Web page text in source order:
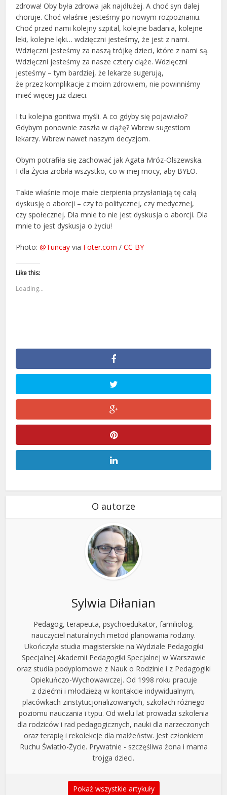
zdrowa! Oby była zdrowa jak najdłużej. A choć syn dalej
choruje. Choć właśnie jesteśmy po nowym rozpoznaniu.
Choć przed nami kolejny szpital, kolejne badania, kolejne
leki, kolejne lęki… wdzięczni jesteśmy, że jest z nami.
Wdzięczni jesteśmy za naszą trójkę dzieci, które z nami są.
Wdzięczni jesteśmy za nasze cztery ciąże. Wdzięczni
jesteśmy – tym bardziej, że lekarze sugerują,
że przez komplikacje z moim zdrowiem, nie powinniśmy
mieć więcej już dzieci.
I tu kolejna gonitwa myśli. A co gdyby się pojawiało?
Gdybym ponownie zaszła w ciążę? Wbrew sugestiom
lekarzy. Wbrew nawet naszym decyzjom.
Obym potrafiła się zachować jak Agata Mróz-Olszewska.
I dla Życia zrobiła wszystko, co w mej mocy, aby BYŁO.
Takie właśnie moje małe cierpienia przysłaniają tę całą
dyskusję o aborcji – czy to politycznej, czy medycznej,
czy społecznej. Dla mnie to nie jest dyskusja o aborcji. Dla
mnie to jest dyskusja o życiu!
Photo:@Tuncay via Foter.com /CC BY
Like this:
Loading...
O autorze
Sylwia Diłanian
Pedagog, terapeuta, psychoedukator, familiolog,
nauczyciel naturalnych metod planowania rodziny.
Ukończyła studia magisterskie na Wydziale Pedagogiki
Specjalnej Akademii Pedagogiki Specjalnej w Warszawie
oraz studia podyplomowe z Nauk o Rodzinie i z Pedagogiki
Opiekuńczo-Wychowawczej. Od 1998 roku pracuje
z dziećmi i młodzieżą w kontakcie indywidualnym,
placówkach zinstytucjonalizowanych, szkołach różnego
poziomu nauczania i typu. Od wielu lat prowadzi szkolenia
dla rodziców i rad pedagogicznych, nauki dla narzeczonych
oraz terapię i rekolekcje dla małżeństw. Jest członkiem
Ruchu Światło-Życie. Prywatnie - szczęśliwa żona i mama
trojga dzieci.
Pokaż wszystkie artykuły